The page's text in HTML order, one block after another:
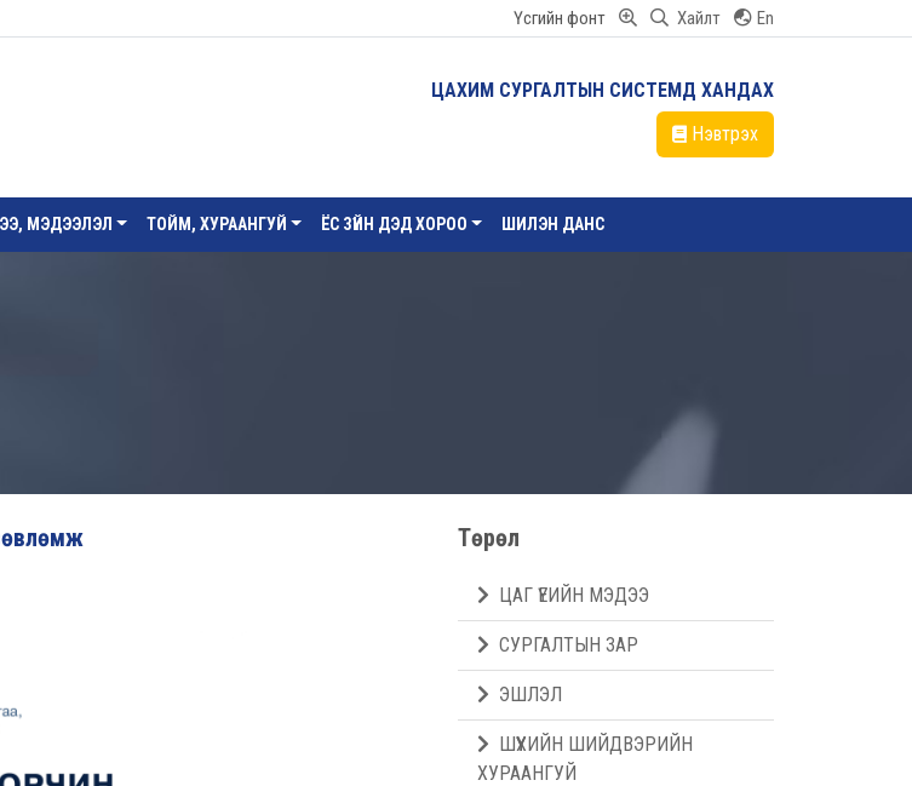
Үсгийн фонт Хайлт En
ЦАХИМ СУРГАЛТЫН СИСТЕМД ХАНДАХ
Нэвтрэх
МЭДЭЭЛЭЛ ТОЙМ, ХУРААНГУЙ ЁС ЗҮЙН ДЭД ХОРОО ШИЛЭН ДАНС
Төрөл
ЦАГ ҮЕИЙН МЭДЭЭ
СУРГАЛТЫН ЗАР
ЭШЛЭЛ
ШҮҮХИЙН ШИЙДВЭРИЙН
ХУРААНГУЙ